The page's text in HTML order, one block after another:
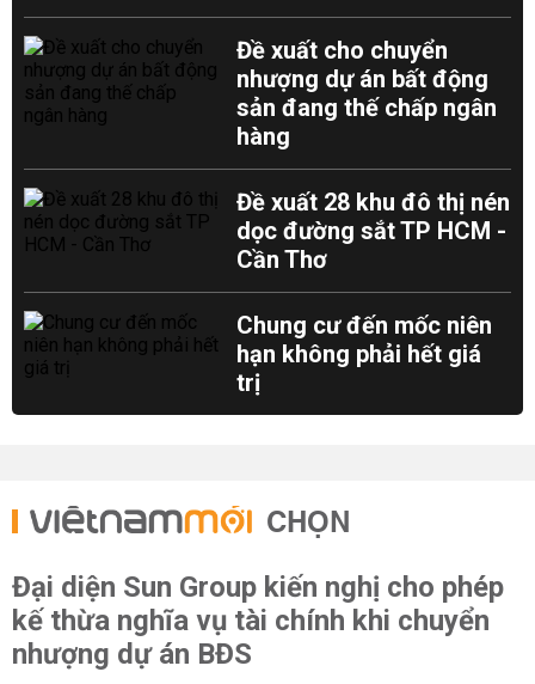
Đề xuất cho chuyển
nhượng dự án bất động
sản đang thế chấp ngân
hàng
Đề xuất 28 khu đô thị nén
dọc đường sắt TP HCM -
Cần Thơ
Chung cư đến mốc niên
hạn không phải hết giá
trị
CHỌN
Đại diện Sun Group kiến nghị cho phép
kế thừa nghĩa vụ tài chính khi chuyển
nhượng dự án BĐS